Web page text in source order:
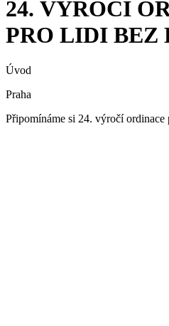
24. VÝROČÍ
PRO LIDI BEZ
Úvod
Praha
Připomínáme si 24. výročí ordinace